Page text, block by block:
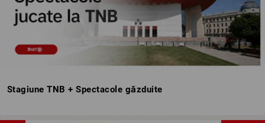
Stagiune TNB + Spectacole găzduite